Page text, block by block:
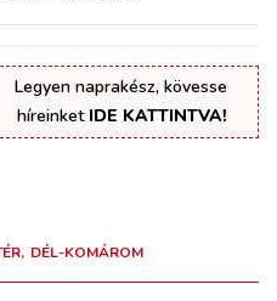
Legyen naprakész, kövesse
híreinket IDE KATTINTVA!
DÉL-KOMÁROM